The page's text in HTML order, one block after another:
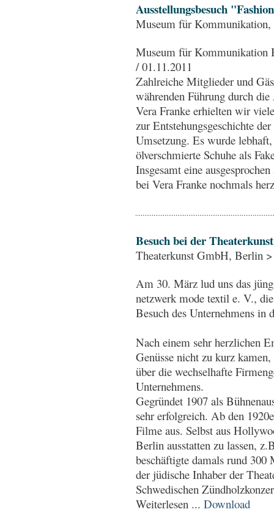
Ausstellungsbesuch
Museum für
Museum für Kommunikation
/ 01.11.2011
Zahlreiche Mitglieder und
währenden Führung durch
Vera Franke erhielten wir
zur Entstehungsgeschichte
Umsetzung. Es wurde
ölverschmierte Schuhe als
Insgesamt eine
bei Vera Franke nochmals
Besuch bei der
Theaterkunst GmbH, Berlin
Am 30. März lud uns das
netzwerk mode textil e. V.,
Besuch des Unternehmens in
Nach einem sehr herzlichen
Genüsse nicht zu kurz
über die wechselhafte
Unternehmens.
Gegründet 1907 als
sehr erfolgreich. Ab den
Filme aus. Selbst aus
Berlin ausstatten zu lassen,
beschäftigte damals rund
der jüdische Inhaber der
Schwedischen
Weiterlesen ...Download